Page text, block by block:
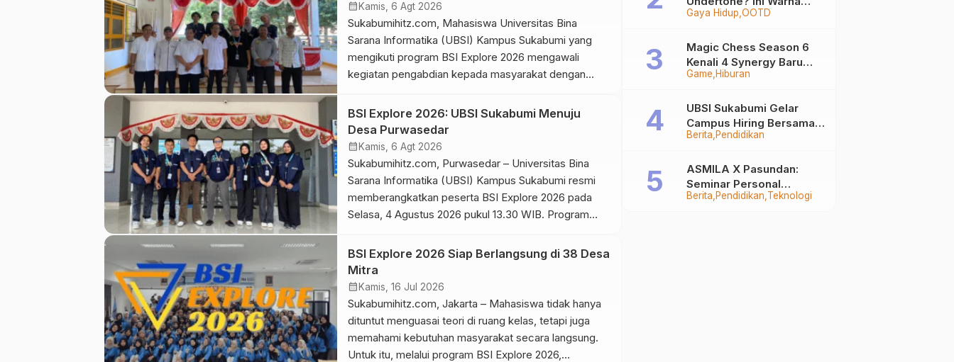
menyusun strategi pembelajaran yang sesuai dengan
kebutuhan setiap kelas. […]
Purwasedar
calendar_month Kamis, 6 Agt 2026
Sukabumihitz.com, Mahasiswa Universitas Bina
Sarana Informatika (UBSI) Kampus Sukabumi yang
mengikuti program BSI Explore 2026 mengawali
kegiatan pengabdian kepada masyarakat dengan
Ciracap, Kabupaten Sukabumi, pada Rabu 5/8/.
Kunjungan tersebut menjadi langkah awal untuk
memperkenalkan tim sekaligus membangun
komunikasi dengan pemerintah desa sebelum
menjalankan berbagai program pengabdian.
Pemerintah Desa Purwasedar menyambut […]
BSI Explore 2026: UBSI Sukabumi Menuju
Desa Purwasedar
calendar_month Kamis, 6 Agt 2026
Sukabumihitz.com, Purwasedar – Universitas Bina
Sarana Informatika (UBSI) Kampus Sukabumi resmi
memberangkatkan peserta BSI Explore 2026 pada
Selasa, 4 Agustus 2026 pukul 13.30 WIB. Program
selama 21 hari. Mahasiswa dari berbagai program
studi mengikuti kegiatan tersebut setelah lolos proses
seleksi. Panitia menempatkan para peserta di
sejumlah desa di Kabupaten Sukabumi, […]
BSI Explore 2026 Siap Berlangsung di 38 Desa
Mitra
calendar_month Kamis, 16 Jul 2026
Sukabumihitz.com, Jakarta – Mahasiswa tidak hanya
dituntut menguasai teori di ruang kelas, tetapi juga
memahami kebutuhan masyarakat secara langsung.
Untuk itu, melalui program BSI Explore 2026,
Gaya Hidup OOTD
Baju yang Bikin Kamu
Game Hiburan
Magic Chess Season 6
Kenali 4 Synergy Baru
Terkuat
Berita Pendidikan
UBSI Sukabumi Gelar
Campus Hiring Bersama
PKSS, Buka Peluang Kerja
Berita Pendidikan Teknologi
ASMILA X Pasundan:
Seminar Personal
Branding dan Kreativitas